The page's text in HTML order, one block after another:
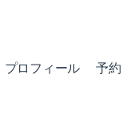
プロフィール 予約